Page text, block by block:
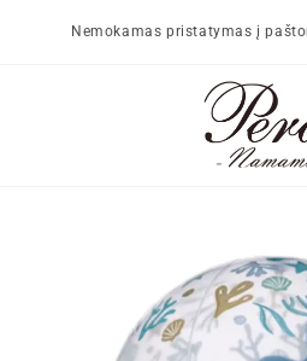
Nemokamas pristatymas į